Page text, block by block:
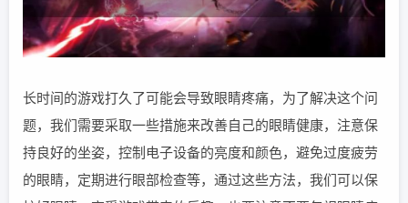
长时间的游戏打久了可能会导致眼睛疼痛，为了解决这个问
题，我们需要采取一些措施来改善自己的眼睛健康，注意保
持良好的坐姿，控制电子设备的亮度和颜色，避免过度疲劳
的眼睛，定期进行眼部检查等，通过这些方法，我们可以保